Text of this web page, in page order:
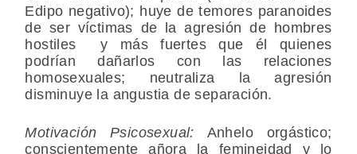
Edipo negativo); huye de temores paranoides
de ser víctimas de la agresión de hombres
hostiles y más fuertes que él quienes
podrían dañarlos con las relaciones
homosexuales; neutraliza la agresión
disminuye la angustia de separación.
Motivación Psicosexual: Anhelo orgástico;
conscientemente añora la femineidad y lo